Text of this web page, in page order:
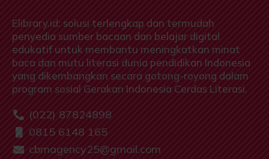
Elibrary.id: solusi terlengkap dan termudah
penyedia sumber bacaan dan belajar digital
edukatif untuk membantu meningkatkan minat
baca dan mutu literasi dunia pendidikan Indonesia
yang dikembangkan secara gotong-royong dalam
program sosial Gerakan Indonesia Cerdas Literasi.
(022) 87824898
0815 6148 165
cbmagency25@gmail.com